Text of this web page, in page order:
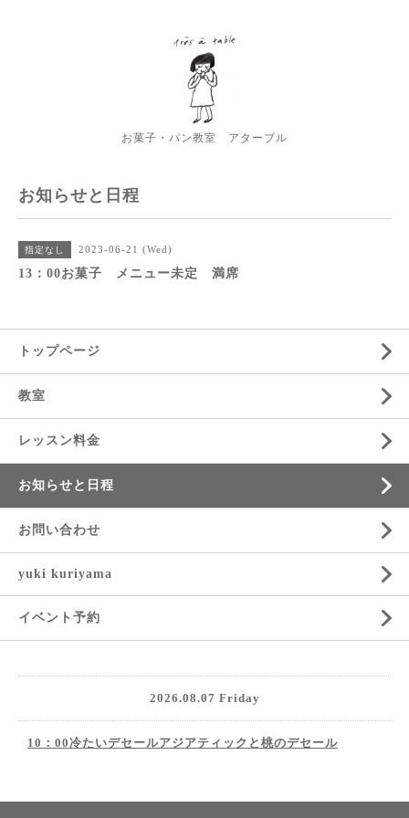
お菓子・パン教室 アターブル
お知らせと日程
指定なし 2023-06-21 (Wed)
13：00お菓子 メニュー未定 満席
トップページ
教室
レッスン料金
お知らせと日程
お問い合わせ
yuki kuriyama
イベント予約
2026.08.07 Friday
10：00冷たいデセールアジアティックと桃のデセール